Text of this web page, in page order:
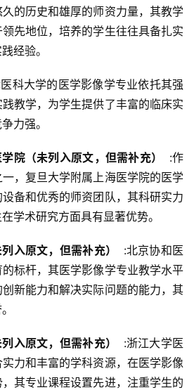
的历史和雄厚的师资力量，其教学
先地位，培养的学生往往具备扎实
经验。
科大学的医学影像学专业依托其强
教学，为学生提供了丰富的临床实
力强。
院（未列入原文，但需补充）
:作
，复旦大学附属上海医学院的医学
备和优秀的师资团队，其科研实力
学术研究方面具有显著优势。
入原文，但需补充）
:北京协和医
标杆，其医学影像学专业教学水平
新能力和解决实际问题的能力，其
入原文，但需补充）
:浙江大学医
力和丰富的学科资源，在医学影像
其专业课程设置先进，注重学生的